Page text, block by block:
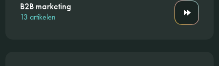
B2B marketing
13 artikelen